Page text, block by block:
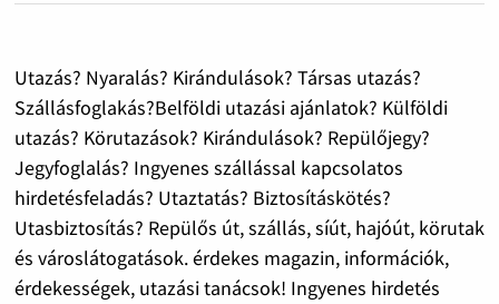
Utazás? Nyaralás? Kirándulások? Társas utazás?
Szállásfoglakás?Belföldi utazási ajánlatok? Külföldi
utazás? Körutazások? Kirándulások? Repülőjegy?
Jegyfoglalás? Ingyenes szállással kapcsolatos
hirdetésfeladás? Utaztatás? Biztosításkötés?
Utasbiztosítás? Repülős út, szállás, síút, hajóút, körutak
és városlátogatások. érdekes magazin, információk,
érdekességek, utazási tanácsok! Ingyenes hirdetés